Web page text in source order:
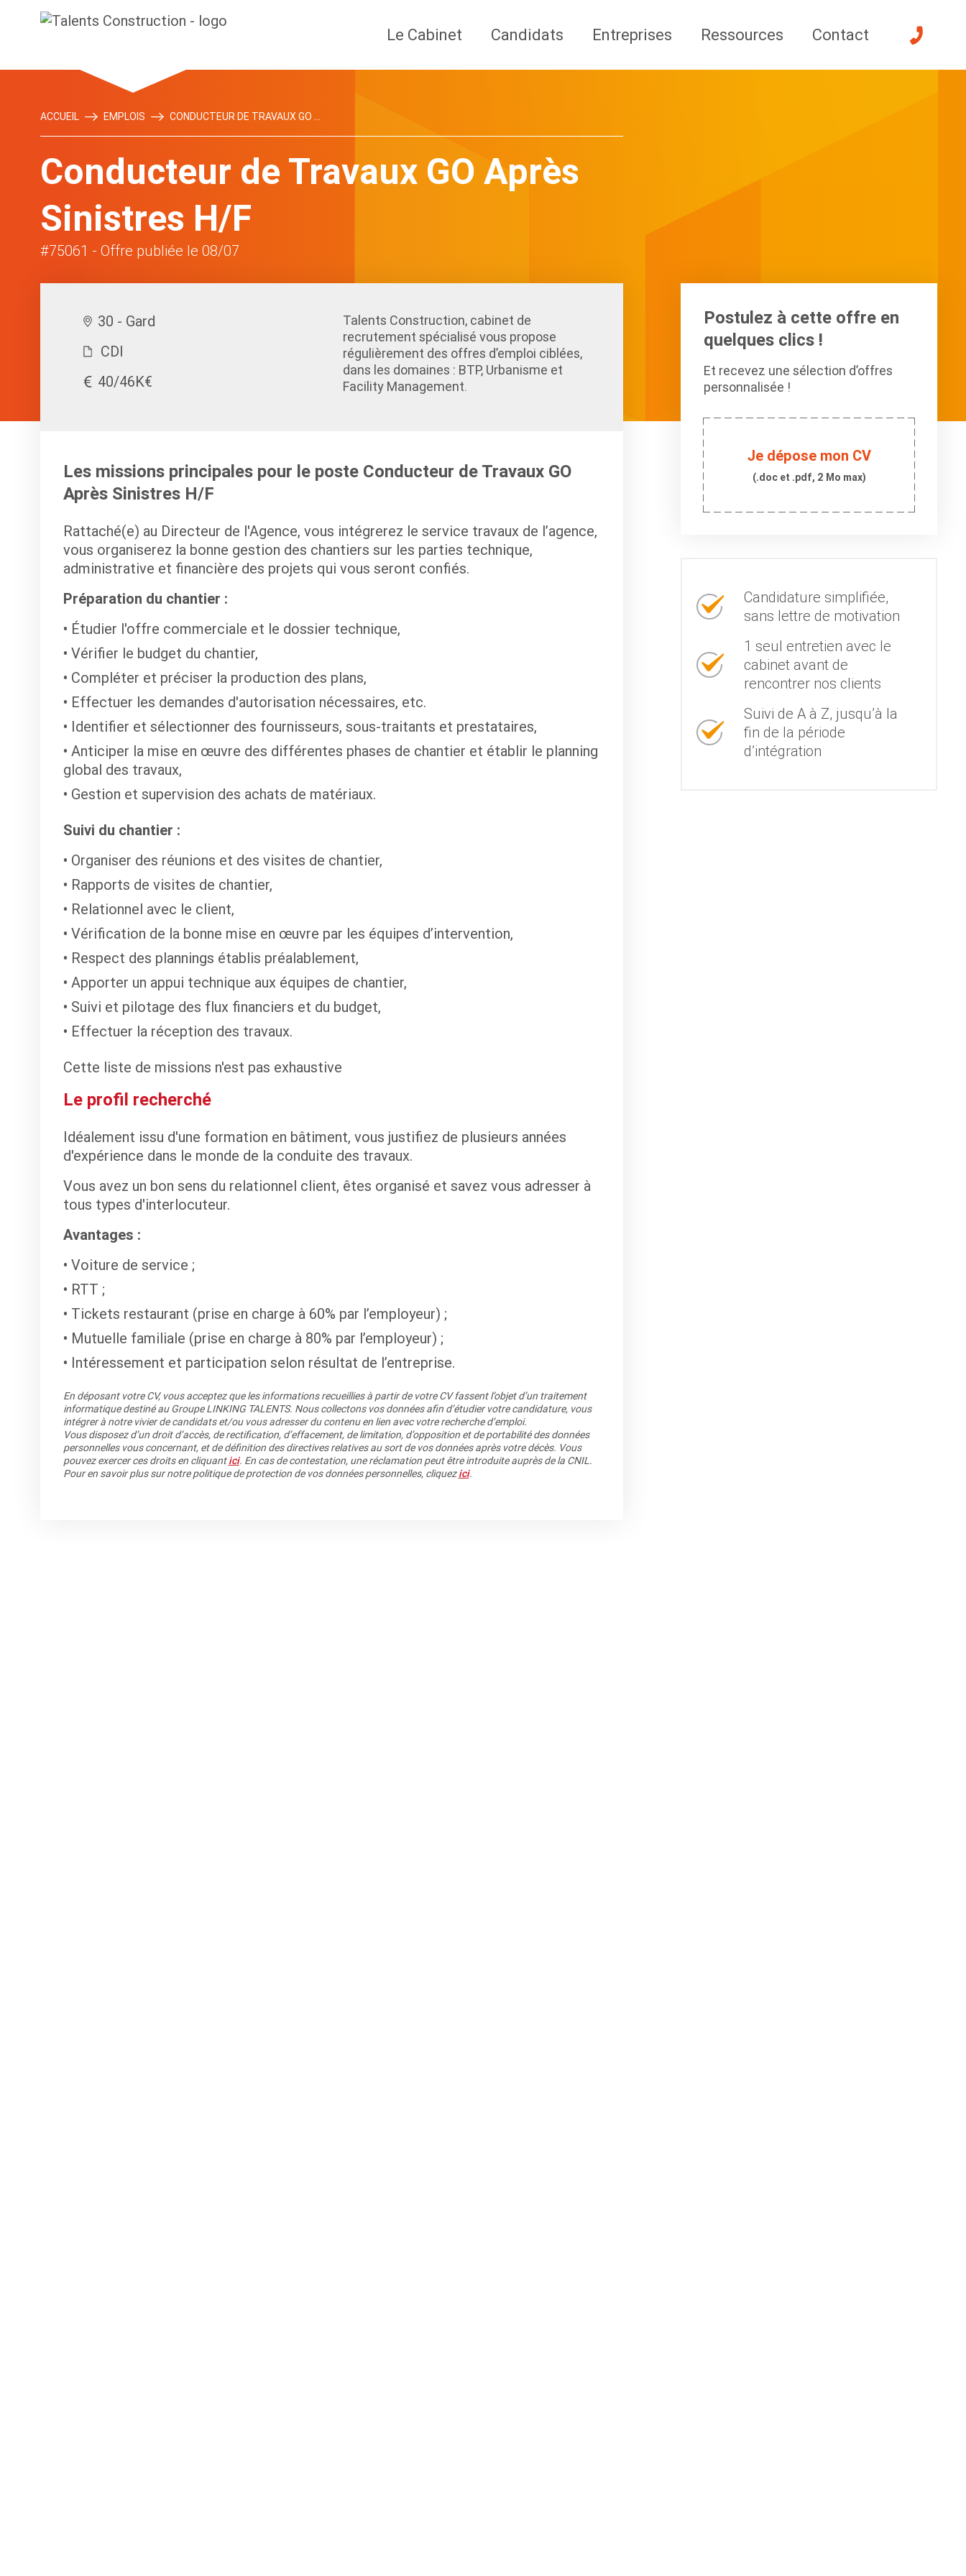
Le Cabinet Candidats Entreprises Ressources Contact
ACCUEIL EMPLOIS CONDUCTEUR DE TRAVAUX GO ...
Conducteur de Travaux GO Après
Sinistres H/F
#75061 - Offre publiée le 08/07
30 - Gard
CDI
40/46K€
Talents Construction, cabinet de
recrutement spécialisé vous propose
régulièrement des offres d’emploi ciblées,
dans les domaines : BTP, Urbanisme et
Facility Management.
Les missions principales pour le poste Conducteur de Travaux GO
Après Sinistres H/F
Rattaché(e) au Directeur de l'Agence, vous intégrerez le service travaux de l’agence,
vous organiserez la bonne gestion des chantiers sur les parties technique,
administrative et financière des projets qui vous seront confiés.
Préparation du chantier :
Étudier l'offre commerciale et le dossier technique,
Vérifier le budget du chantier,
Compléter et préciser la production des plans,
Effectuer les demandes d'autorisation nécessaires, etc.
Identifier et sélectionner des fournisseurs, sous-traitants et prestataires,
Anticiper la mise en œuvre des différentes phases de chantier et établir le planning
global des travaux,
Gestion et supervision des achats de matériaux.
Suivi du chantier :
Organiser des réunions et des visites de chantier,
Rapports de visites de chantier,
Relationnel avec le client,
Vérification de la bonne mise en œuvre par les équipes d’intervention,
Respect des plannings établis préalablement,
Apporter un appui technique aux équipes de chantier,
Suivi et pilotage des flux financiers et du budget,
Effectuer la réception des travaux.
Cette liste de missions n'est pas exhaustive
Le profil recherché
Idéalement issu d'une formation en bâtiment, vous justifiez de plusieurs années
d'expérience dans le monde de la conduite des travaux.
Vous avez un bon sens du relationnel client, êtes organisé et savez vous adresser à
tous types d'interlocuteur.
Avantages :
Voiture de service ;
RTT ;
Tickets restaurant (prise en charge à 60% par l’employeur) ;
Mutuelle familiale (prise en charge à 80% par l’employeur) ;
Intéressement et participation selon résultat de l’entreprise.
En déposant votre CV, vous acceptez que les informations recueillies à partir de votre CV fassent l’objet d’un traitement
informatique destiné au Groupe LINKING TALENTS. Nous collectons vos données afin d’étudier votre candidature, vous
intégrer à notre vivier de candidats et/ou vous adresser du contenu en lien avec votre recherche d’emploi.
Vous disposez d’un droit d’accès, de rectification, d’effacement, de limitation, d’opposition et de portabilité des données
personnelles vous concernant, et de définition des directives relatives au sort de vos données après votre décès. Vous
pouvez exercer ces droits en cliquantici. En cas de contestation, une réclamation peut être introduite auprès de la CNIL.
Pour en savoir plus sur notre politique de protection de vos données personnelles, cliquezici.
Postulez à cette offre en
quelques clics !
Et recevez une sélection d’offres
personnalisée !
Je dépose mon CV
(.doc et .pdf, 2 Mo max)
Candidature simplifiée,
sans lettre de motivation
1 seul entretien avec le
cabinet avant de
rencontrer nos clients
Suivi de A à Z, jusqu’à la
fin de la période
d’intégration